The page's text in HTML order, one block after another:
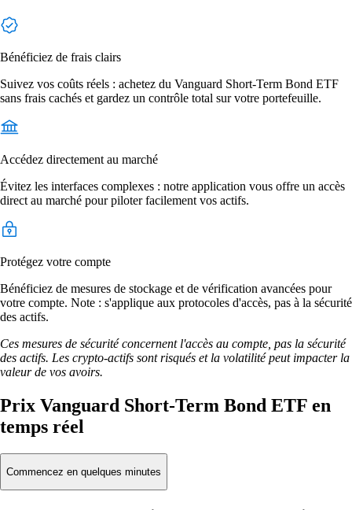
Bénéficiez de frais clairs
Suivez vos coûts réels : achetez du Vanguard Short-Term Bond ETF
sans frais cachés et gardez un contrôle total sur votre portefeuille.
Accédez directement au marché
Évitez les interfaces complexes : notre application vous offre un accès
direct au marché pour piloter facilement vos actifs.
Protégez votre compte
Bénéficiez de mesures de stockage et de vérification avancées pour
votre compte. Note : s'applique aux protocoles d'accès, pas à la sécurité
des actifs.
Ces mesures de sécurité concernent l'accès au compte, pas la sécurité
des actifs. Les crypto-actifs sont risqués et la volatilité peut impacter la
valeur de vos avoirs.
Prix Vanguard Short-Term Bond ETF en
temps réel
Commencez en quelques minutes